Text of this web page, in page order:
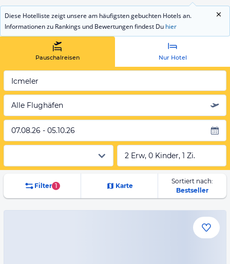
Diese Hotelliste zeigt unsere am häufigsten gebuchten Hotels an.
Informationen zu Rankings und Bewertungen findest Du hier
Pauschalreisen Nur Hotel
Icmeler
Alle Flughäfen
07.08.26 - 05.10.26
2 Erw, 0 Kinder, 1 Zi.
Filter 1 Karte
Sortiert nach:
Bestseller